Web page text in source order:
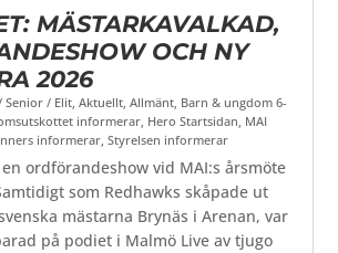
MÄSTARKAVALKAD,
OCH NY
2026
Senior / Elit,Aktuellt,Allmänt, Barn & ungdom 6-
informerar, Hero Startsidan, MAI
informerar,Styrelsen informerar
ordförandeshow vid MAI:s årsmöte
som Redhawks skåpade ut
mästarna Brynäs i Arenan, var
på podiet i Malmö Live av tjugo